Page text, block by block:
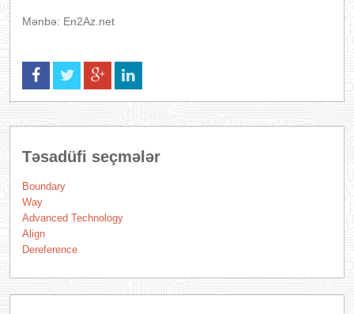
Mənbə: En2Az.net
Təsadüfi seçmələr
Boundary
Way
Advanced Technology
Align
Dereference